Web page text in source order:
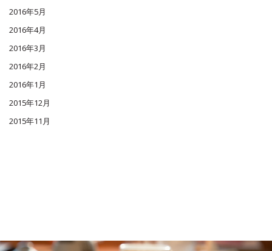
2016年5月
2016年4月
2016年3月
2016年2月
2016年1月
2015年12月
2015年11月